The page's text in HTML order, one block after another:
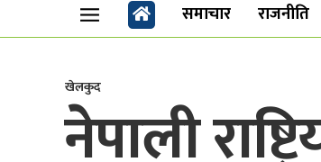
समाचार राजनीति
खेलकुद
नेपाली